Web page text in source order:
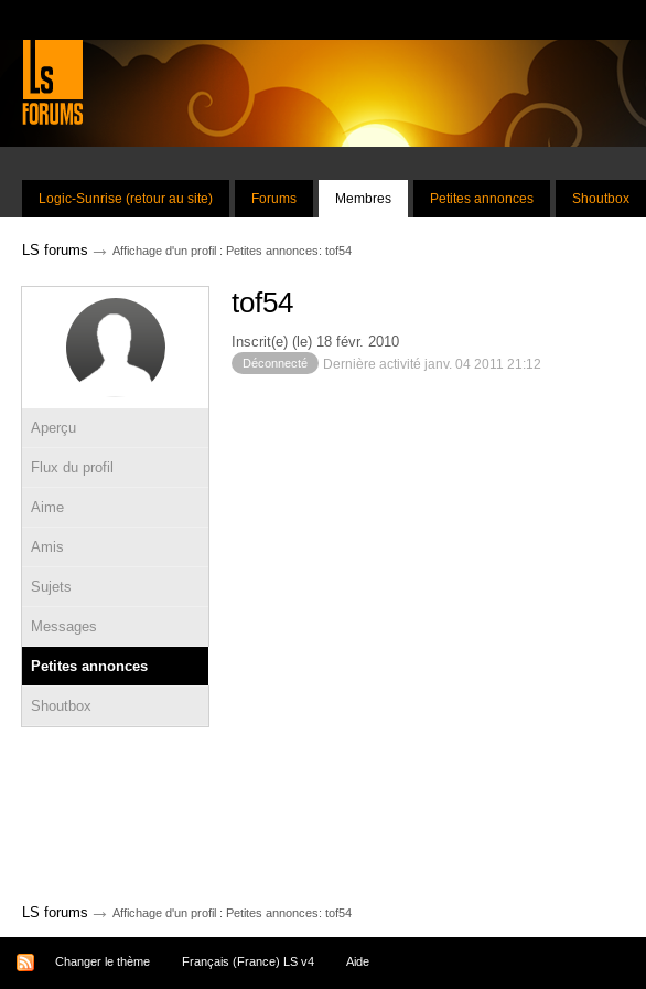
Logic-Sunrise (retour au site) Forums Membres Petites annonces Shoutbox
LS forums → Affichage d'un profil : Petites annonces: tof54
Aperçu
Flux du profil
Aime
Amis
Sujets
Messages
Petites annonces
Shoutbox
tof54
Inscrit(e) (le) 18 févr. 2010
Déconnecté Dernière activité janv. 04 2011 21:12
LS forums → Affichage d'un profil : Petites annonces: tof54
Changer le thème Français (France) LS v4 Aide